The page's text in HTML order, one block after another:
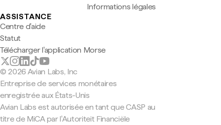
Informations légales
ASSISTANCE
Centre d'aide
Statut
Télécharger l'application Morse
© 2026 Avian Labs, Inc
Entreprise de services monétaires
enregistrée aux États-Unis
Avian Labs est autorisée en tant que CASP au
titre de MiCA par l'Autoriteit Financiële